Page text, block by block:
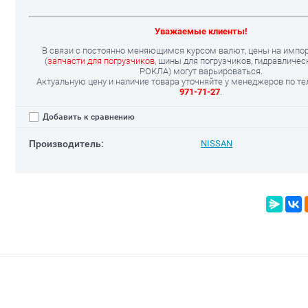
Уважаемые клиенты!
В связи с постоянно меняющимся курсом валют, цены на
(запчасти для погрузчиков, шины для погрузчиков,
РОКЛА) могут варьироваться.
Актуальную цену и наличие товара уточняйте у менеджеров по
971-71-27
Добавить к сравнению
Производитель: NISSAN